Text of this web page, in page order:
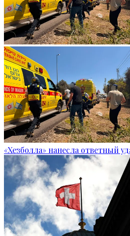
«Хезболла» нанесла ответный